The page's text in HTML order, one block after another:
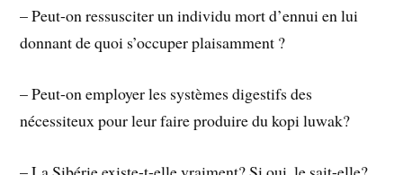
– Peut-on ressusciter un individu mort d’ennui en lui
donnant de quoi s’occuper plaisamment ?
– Peut-on employer les systèmes digestifs des
nécessiteux pour leur faire produire du kopi luwak?